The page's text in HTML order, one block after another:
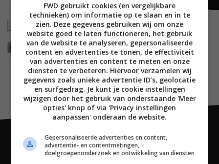
INTERVIEW MUSIC EMOTION AUDIO 12 JUNI 2025
Interview: Deel 12: Koen Gijsman – “We willen
toegankelijk blijven”
FWD gebruikt cookies (en vergelijkbare
technieken) om informatie op te slaan en in te
zien. Deze gegevens gebruiken wij om onze
website goed te laten functioneren, het gebruik
van de website te analyseren, gepersonaliseerde
content en advertenties te tonen, de effectiviteit
van advertenties en content te meten en onze
diensten te verbeteren. Hiervoor verzamelen wij
gegevens zoals unieke advertentie ID’s, geolocatie
en surfgedrag. Je kunt je cookie instellingen
wijzigen door het gebruik van onderstaande 'Meer
opties' knop of via 'Privacy instellingen
aanpassen' onderaan de website.
Gepersonaliseerde advertenties en content,
advertentie- en contentmetingen,
doelgroepenonderzoek en ontwikkeling van diensten